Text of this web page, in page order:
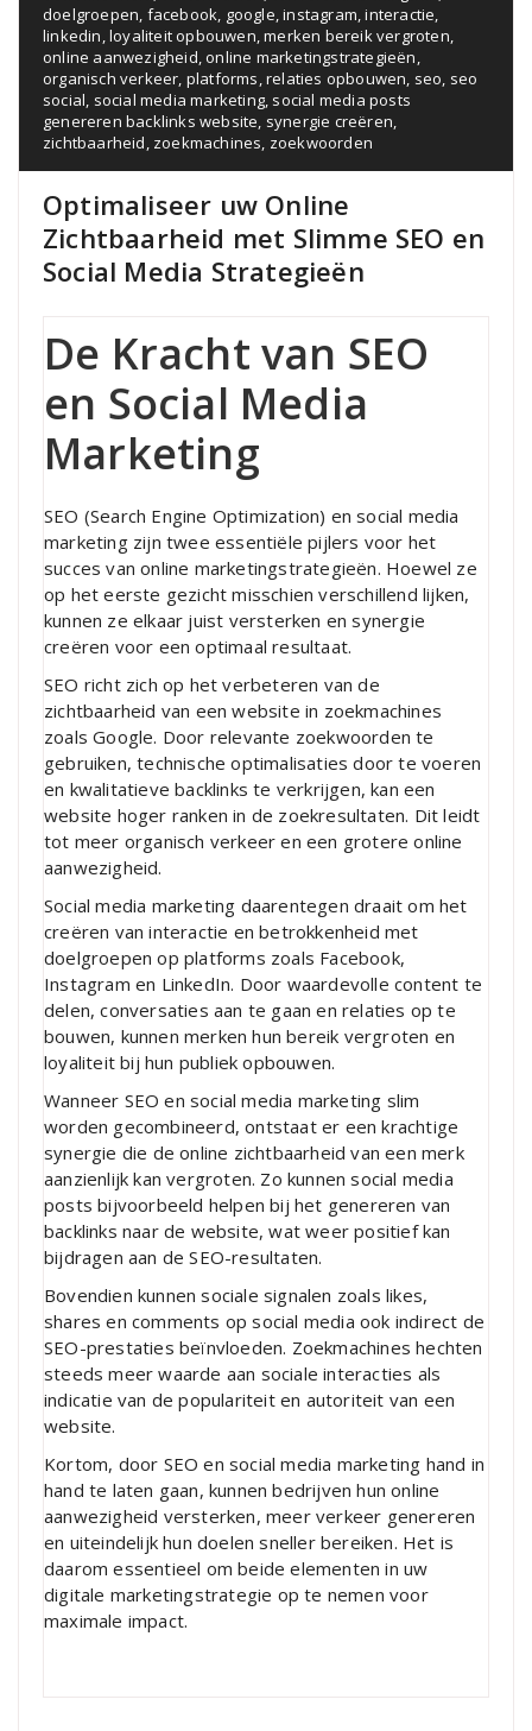
doelgroepen, facebook, google,instagram,interactie,
linkedin,loyaliteit opbouwen,merken bereik vergroten,
online aanwezigheid,online marketingstrategieën,
organisch verkeer, platforms,relaties opbouwen, seo, seo
social, social media marketing, social media posts
genereren backlinks website, synergie creëren,
zichtbaarheid, zoekmachines, zoekwoorden
Optimaliseer uw Online
Zichtbaarheid met Slimme SEO en
Social Media Strategieën
De Kracht van SEO
en Social Media
Marketing
SEO (Search Engine Optimization) en social media
marketing zijn twee essentiële pijlers voor het
succes van online marketingstrategieën. Hoewel ze
op het eerste gezicht misschien verschillend lijken,
kunnen ze elkaar juist versterken en synergie
creëren voor een optimaal resultaat.
SEO richt zich op het verbeteren van de
zichtbaarheid van een website in zoekmachines
zoals Google. Door relevante zoekwoorden te
gebruiken, technische optimalisaties door te voeren
en kwalitatieve backlinks te verkrijgen, kan een
website hoger ranken in de zoekresultaten. Dit leidt
tot meer organisch verkeer en een grotere online
aanwezigheid.
Social media marketing daarentegen draait om het
creëren van interactie en betrokkenheid met
doelgroepen op platforms zoals Facebook,
Instagram en LinkedIn. Door waardevolle content te
delen, conversaties aan te gaan en relaties op te
bouwen, kunnen merken hun bereik vergroten en
loyaliteit bij hun publiek opbouwen.
Wanneer SEO en social media marketing slim
worden gecombineerd, ontstaat er een krachtige
synergie die de online zichtbaarheid van een merk
aanzienlijk kan vergroten. Zo kunnen social media
posts bijvoorbeeld helpen bij het genereren van
backlinks naar de website, wat weer positief kan
bijdragen aan de SEO-resultaten.
Bovendien kunnen sociale signalen zoals likes,
shares en comments op social media ook indirect de
SEO-prestaties beïnvloeden. Zoekmachines hechten
steeds meer waarde aan sociale interacties als
indicatie van de populariteit en autoriteit van een
website.
Kortom, door SEO en social media marketing hand in
hand te laten gaan, kunnen bedrijven hun online
aanwezigheid versterken, meer verkeer genereren
en uiteindelijk hun doelen sneller bereiken. Het is
daarom essentieel om beide elementen in uw
digitale marketingstrategie op te nemen voor
maximale impact.